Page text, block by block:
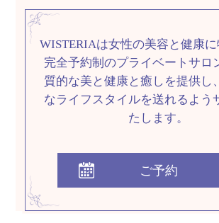
WISTERIAは女性の美容と健康に
完全予約制のプライベートサロ
質的な美と健康と癒しを提供し、
なライフスタイルを送れるよう
たします。
ご予約